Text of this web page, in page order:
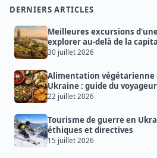
DERNIERS ARTICLES
Meilleures excursions
explorer au-delà de la
30 juillet 2026
Alimentation végétarienne
Ukraine : guide du voyageur
22 juillet 2026
Tourisme de guerre en
éthiques et directives
15 juillet 2026